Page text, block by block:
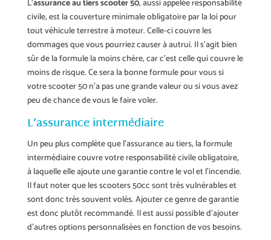
L’assurance au tiers scooter 50, aussi appelée responsabilité
civile, est la couverture minimale obligatoire par la loi pour
tout véhicule terrestre à moteur. Celle-ci couvre les
dommages que vous pourriez causer à autrui. Il s’agit bien
sûr de la formule la moins chère, car c’est celle qui couvre le
moins de risque. Ce sera la bonne formule pour vous si
votre scooter 50 n’a pas une grande valeur ou si vous avez
peu de chance de vous le faire voler.
L’assurance intermédiaire
Un peu plus complète que l’assurance au tiers, la formule
intermédiaire couvre votre responsabilité civile obligatoire,
à laquelle elle ajoute une garantie contre le vol et l’incendie.
Il faut noter que les scooters 50cc sont très vulnérables et
sont donc très souvent volés. Ajouter ce genre de garantie
est donc plutôt recommandé. Il est aussi possible d’ajouter
d’autres options personnalisées en fonction de vos besoins.